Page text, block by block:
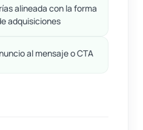
alineada con la forma
adquisiciones
al mensaje o CTA